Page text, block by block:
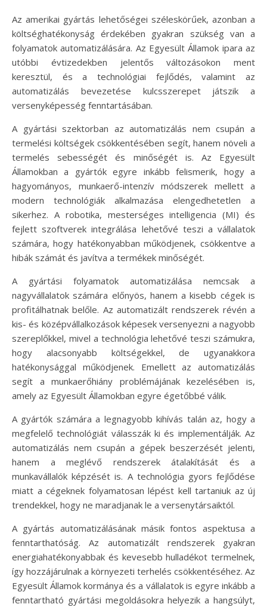
Az amerikai gyártás lehetőségei széleskörűek, azonban a
költséghatékonyság érdekében gyakran szükség van a
folyamatok automatizálására. Az Egyesült Államok ipara az
utóbbi évtizedekben jelentős változásokon ment
keresztül, és a technológiai fejlődés, valamint az
automatizálás bevezetése kulcsszerepet játszik a
versenyképesség fenntartásában.
A gyártási szektorban az automatizálás nem csupán a
termelési költségek csökkentésében segít, hanem növeli a
termelés sebességét és minőségét is. Az Egyesült
Államokban a gyártók egyre inkább felismerik, hogy a
hagyományos, munkaerő-intenzív módszerek mellett a
modern technológiák alkalmazása elengedhetetlen a
sikerhez. A robotika, mesterséges intelligencia (MI) és
fejlett szoftverek integrálása lehetővé teszi a vállalatok
számára, hogy hatékonyabban működjenek, csökkentve a
hibák számát és javítva a termékek minőségét.
A gyártási folyamatok automatizálása nemcsak a
nagyvállalatok számára előnyös, hanem a kisebb cégek is
profitálhatnak belőle. Az automatizált rendszerek révén a
kis- és középvállalkozások képesek versenyezni a nagyobb
szereplőkkel, mivel a technológia lehetővé teszi számukra,
hogy alacsonyabb költségekkel, de ugyanakkora
hatékonysággal működjenek. Emellett az automatizálás
segít a munkaerőhiány problémájának kezelésében is,
amely az Egyesült Államokban egyre égetőbbé válik.
A gyártók számára a legnagyobb kihívás talán az, hogy a
megfelelő technológiát válasszák ki és implementálják. Az
automatizálás nem csupán a gépek beszerzését jelenti,
hanem a meglévő rendszerek átalakítását és a
munkavállalók képzését is. A technológia gyors fejlődése
miatt a cégeknek folyamatosan lépést kell tartaniuk az új
trendekkel, hogy ne maradjanak le a versenytársaiktól.
A gyártás automatizálásának másik fontos aspektusa a
fenntarthatóság. Az automatizált rendszerek gyakran
energiahatékonyabbak és kevesebb hulladékot termelnek,
így hozzájárulnak a környezeti terhelés csökkentéséhez. Az
Egyesült Államok kormánya és a vállalatok is egyre inkább a
fenntartható gyártási megoldásokra helyezik a hangsúlyt,